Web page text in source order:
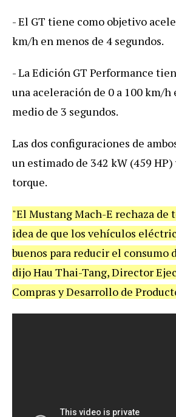
- El GT tiene como objetivo
km/h en menos de 4 segundos.
- La Edición GT Performance
una aceleración de 0 a 100 km/h
medio de 3 segundos.
Las dos configuraciones de
un estimado de 342 kW (459 HP)
torque.
"El Mustang Mach-E rechaza de
idea de que los vehículos
buenos para reducir el consumo
dijo Hau Thai-Tang, Director
Compras y Desarrollo de